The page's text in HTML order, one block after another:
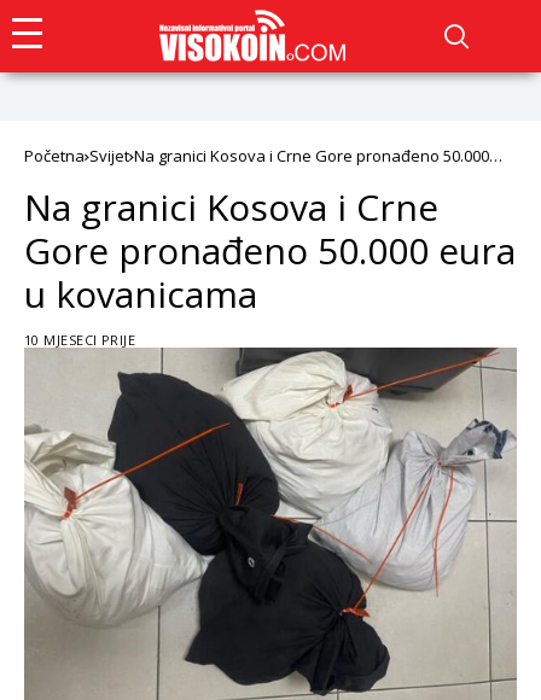
Početna Svijet Na granici Kosova i Crne Gore pronađeno 50.000
Na granici Kosova i Crne
Gore pronađeno 50.000 eura
u kovanicama
10 MJESECI PRIJE